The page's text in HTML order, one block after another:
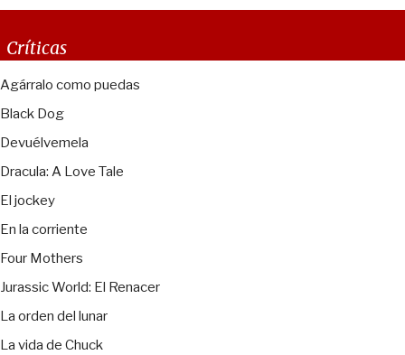
Críticas
Agárralo como puedas
Black Dog
Devuélvemela
Dracula: A Love Tale
El jockey
En la corriente
Four Mothers
Jurassic World: El Renacer
La orden del lunar
La vida de Chuck